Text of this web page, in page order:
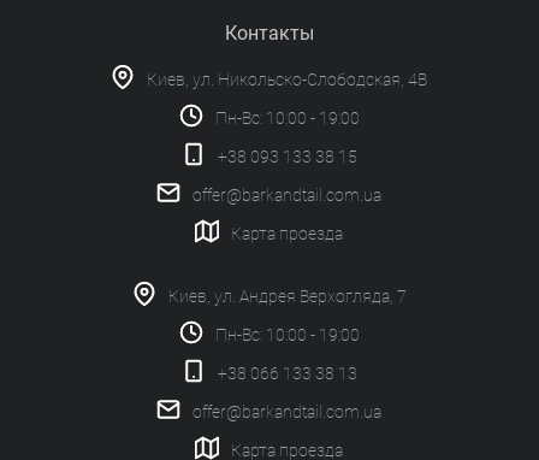
Контакты
Киев, ул. Никольско-Слободская, 4В
Пн-Вс: 10:00 - 19:00
+38 093 133 38 15
offer@barkandtail.com.ua
Карта проезда
Киев, ул. Андрея Верхогляда, 7
Пн-Вс: 10:00 - 19:00
+38 066 133 38 13
offer@barkandtail.com.ua
Карта проезда